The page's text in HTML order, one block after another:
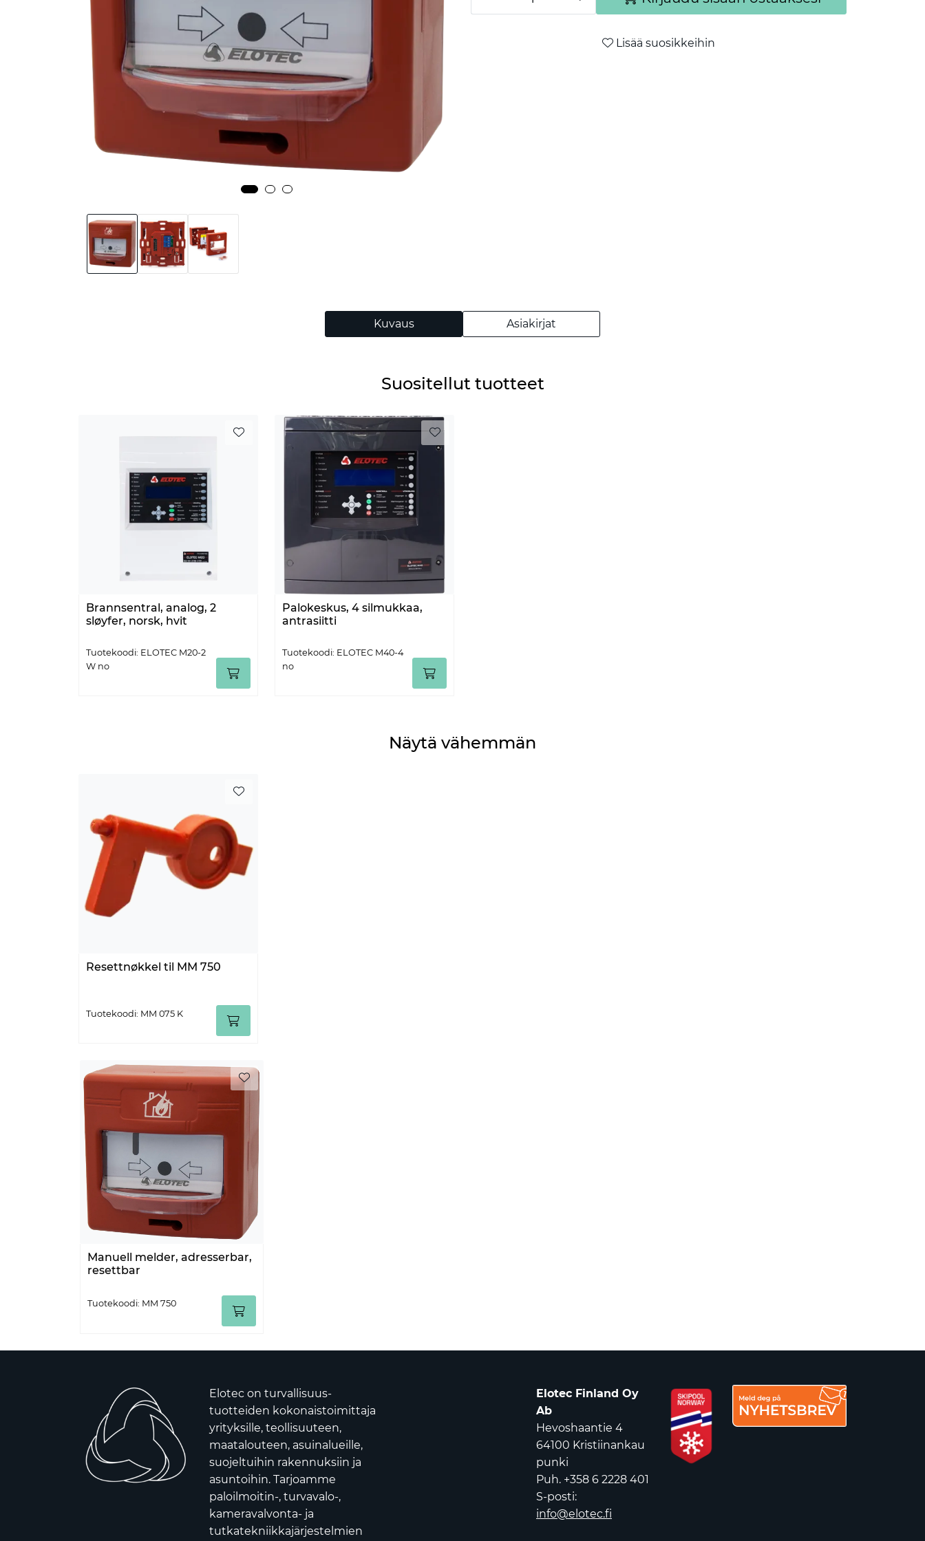
Lisää suosikkeihin
Kuvaus Asiakirjat
Suositellut tuotteet
Brannsentral, analog, 2
sløyfer, norsk, hvit
Tuotekoodi: ELOTEC M20-2
W no
Palokeskus, 4 silmukkaa,
antrasiitti
Tuotekoodi: ELOTEC M40-4
no
Näytä vähemmän
Resettnøkkel til MM 750
Tuotekoodi: MM 075 K
Manuell melder, adresserbar,
resettbar
Tuotekoodi: MM 750
Elotec on turvallisuus-
tuotteiden kokonaistoimittaja
yrityksille, teollisuuteen,
maatalouteen, asuinalueille,
suojeltuihin rakennuksiin ja
asuntoihin. Tarjoamme
paloilmoitin-, turvavalo-,
kameravalvonta- ja
tutkatekniikkajärjestelmien
Elotec Finland Oy
Ab
Hevoshaantie 4
64100 Kristiinankau
punki
Puh. +358 6 2228 401
S-posti:
info@elotec.fi